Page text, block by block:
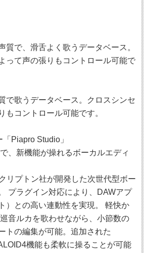
質で、滑舌よく歌うデータベース。
って声の張りもコントロール可能で
で歌うデータベース。クロスシンセ
もコントロール可能です。
Piapro Studio」
、新機能が操れるボーカルエディ
リプトン社が開発した次世代型ボー
プラグイン対応により、DAWアプ
）との高い連動性を実現。 軽快か
音ルカを歌わせながら、小節数の
トの編集が可能。追加された
機能も柔軟に操ることが可能